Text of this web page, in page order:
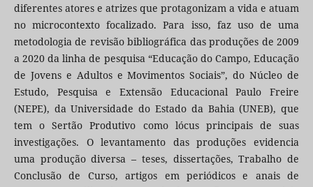
diferentes atores e atrizes que protagonizam a vida e atuam
no microcontexto focalizado. Para isso, faz uso de uma
metodologia de revisão bibliográfica das produções de 2009
a 2020 da linha de pesquisa “Educação do Campo, Educação
de Jovens e Adultos e Movimentos Sociais”, do Núcleo de
Estudo, Pesquisa e Extensão Educacional Paulo Freire
(NEPE), da Universidade do Estado da Bahia (UNEB), que
tem o Sertão Produtivo como lócus principais de suas
investigações. O levantamento das produções evidencia
uma produção diversa – teses, dissertações, Trabalho de
Conclusão de Curso, artigos em periódicos e anais de